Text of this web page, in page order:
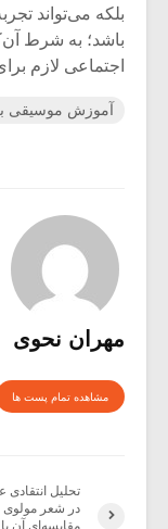
بلکه می‌تواند
باشد؛ به شرط
اجتماعی لازم
آموزش موسیقی
مهران نحوی
مشاهده تمام پست ها
تحلیل انتقادی
در شعر
مقایسه‌ای آن